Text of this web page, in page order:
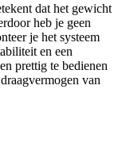
dat het gewicht
heb je geen
je het systeem
en een
prettig te bedienen
van